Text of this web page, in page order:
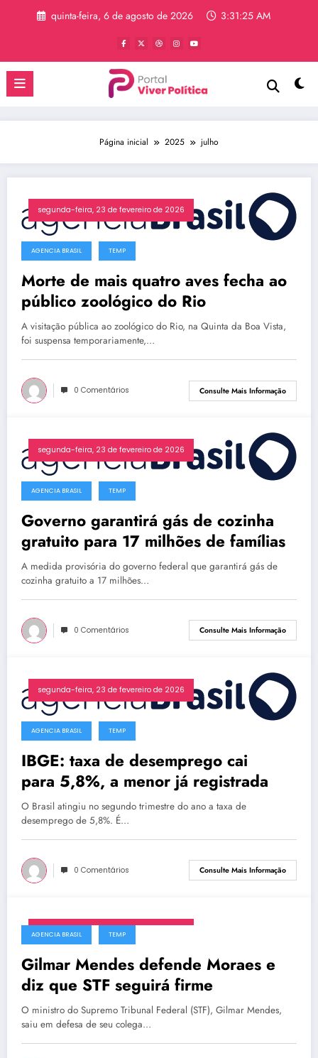
quinta-feira, 6 de agosto de 2026 3:31:25 AM
Página inicial 2025 julho
segunda-feira, 23 de fevereiro de 2026
AGENCIA BRASIL TEMP
Morte de mais quatro aves fecha ao
público zoológico do Rio
A visitação pública ao zoológico do Rio, na Quinta da Boa Vista,
foi suspensa temporariamente,…
0 Comentários Consulte Mais Informação
segunda-feira, 23 de fevereiro de 2026
AGENCIA BRASIL TEMP
Governo garantirá gás de cozinha
gratuito para 17 milhões de famílias
A medida provisória do governo federal que garantirá gás de
cozinha gratuito a 17 milhões…
0 Comentários Consulte Mais Informação
segunda-feira, 23 de fevereiro de 2026
AGENCIA BRASIL TEMP
IBGE: taxa de desemprego cai
para 5,8%, a menor já registrada
O Brasil atingiu no segundo trimestre do ano a taxa de
desemprego de 5,8%. É…
0 Comentários Consulte Mais Informação
AGENCIA BRASIL TEMP
Gilmar Mendes defende Moraes e
diz que STF seguirá firme
O ministro do Supremo Tribunal Federal (STF), Gilmar Mendes,
saiu em defesa de seu colega…